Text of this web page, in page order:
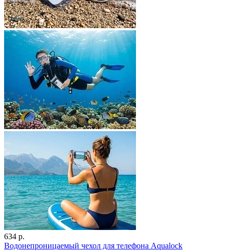
634 р.
Водонепроницаемый чехол для телефона Aqualock